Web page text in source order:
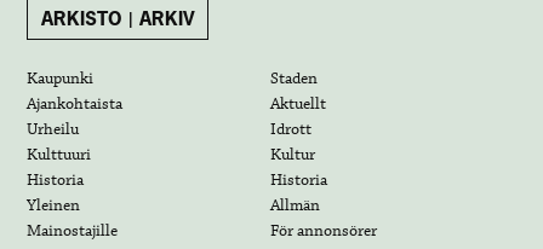
ARKISTO | ARKIV
Kaupunki
Staden
Ajankohtaista
Aktuellt
Urheilu
Idrott
Kulttuuri
Kultur
Historia
Historia
Yleinen
Allmän
Mainostajille
För annonsörer